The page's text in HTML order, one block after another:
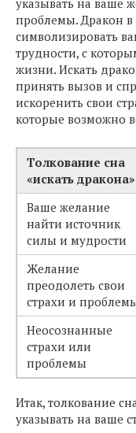
указывать на ваше
проблемы. Дракон
символизировать
трудности, с
жизни. Искать
принять вызов и
искоренить свои
которые возможно
Толкование сна
«искать дракона»
Ваше желание
найти источник
силы и мудрости
Желание
преодолеть свои
страхи и
Неосознанные
страхи или
проблемы
Итак, толкование
указывать на ваше